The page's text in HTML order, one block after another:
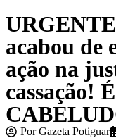
acabou de
ação na
cassação!
PorGazeta Potiguar